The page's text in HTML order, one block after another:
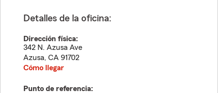
Detalles de la oficina:
Dirección física:
342 N. Azusa Ave
Azusa, CA 91702
Cómo llegar
Punto de referencia: